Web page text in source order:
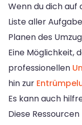
Wenn du dich
Liste aller
Planen des
Eine Möglichkeit,
professionellen
hin zur
Es kann auch
Diese